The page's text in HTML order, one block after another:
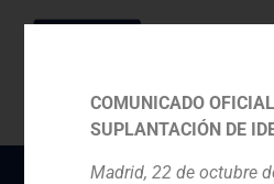
COMUNICADO
SUPLANTACIÓN DE
Madrid, 22 de octubre